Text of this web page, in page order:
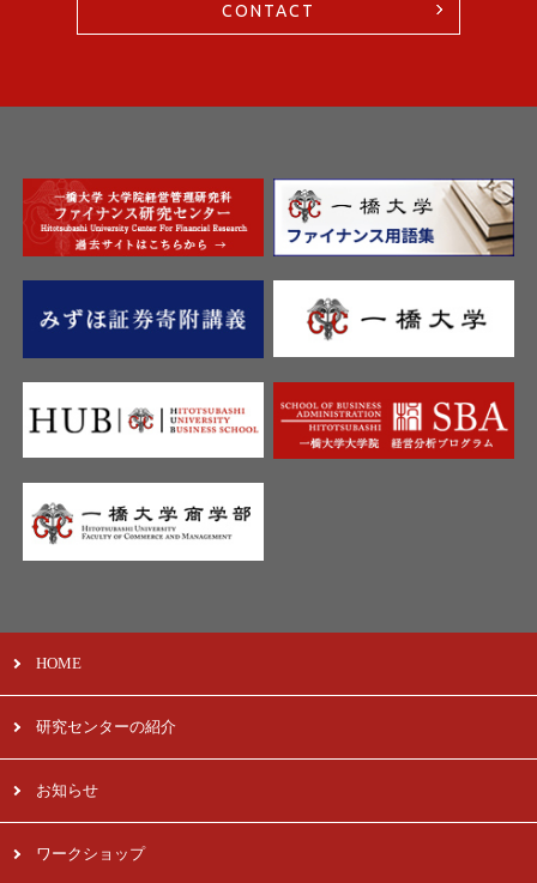
CONTACT
HOME
研究センターの紹介
お知らせ
ワークショップ